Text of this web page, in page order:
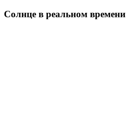
Солнце в реальном времени